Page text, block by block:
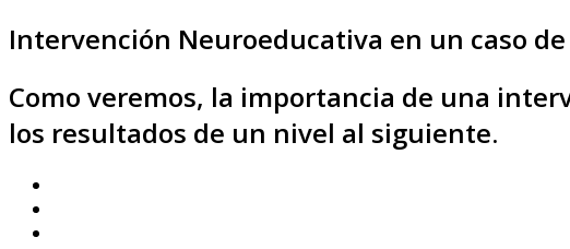
Intervención Neuroeducativa en un caso de
Como veremos, la importancia de una
los resultados de un nivel al siguiente.